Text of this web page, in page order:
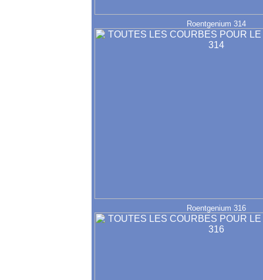
Roentgenium 314
Roentgenium 316